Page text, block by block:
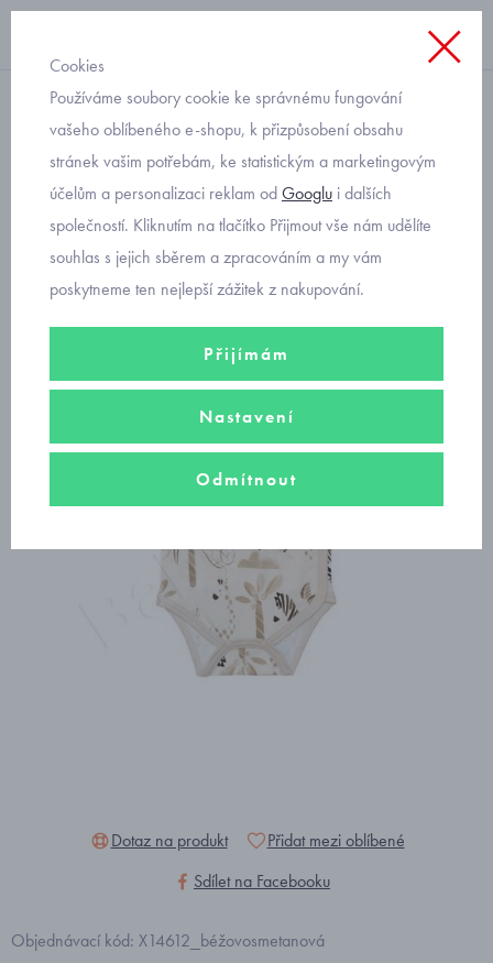
s dlouhým rukávem
kojenecké bodyčko
zavinovací béžové
Dotaz na produkt
Přidat mezi oblíbené
Sdílet na Facebooku
Objednávací kód: X14612_béžovosmetanová
Cookies
Používáme soubory cookie ke správnému fungování
vašeho oblíbeného e-shopu, k přizpůsobení obsahu
stránek vašim potřebám, ke statistickým a marketingovým
účelům a personalizaci reklam odGooglu i dalších
společností. Kliknutím na tlačítko Přijmout vše nám udělíte
souhlas s jejich sběrem a zpracováním a my vám
poskytneme ten nejlepší zážitek z nakupování.
Přijímám
Nastavení
Odmítnout